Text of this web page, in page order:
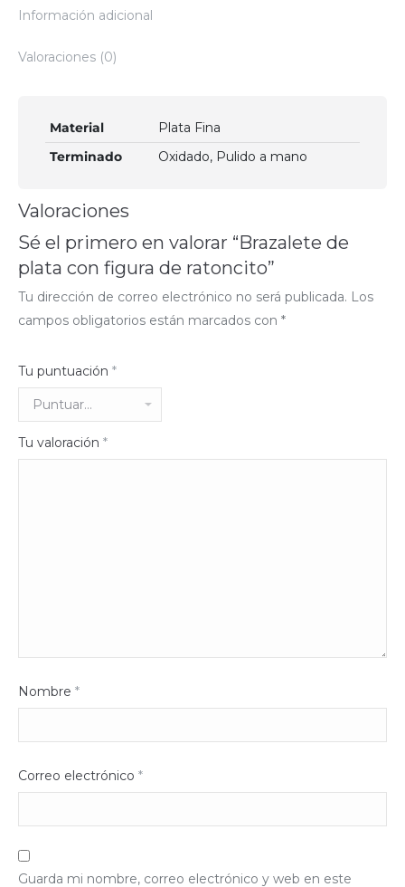
Información adicional
Valoraciones (0)
Material
Plata Fina
Terminado
Oxidado, Pulido a mano
Valoraciones
Sé el primero en valorar “Brazalete de
plata con figura de ratoncito”
Tu dirección de correo electrónico no será publicada. Los
campos obligatorios están marcados con *
Tu puntuación *
Tu valoración *
Nombre *
Correo electrónico *
Guarda mi nombre, correo electrónico y web en este